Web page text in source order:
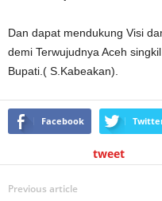
Dan dapat mendukung Visi
demi Terwujudnya Aceh
Bupati.( S.Kabeakan).
Facebook
tweet
Previous article